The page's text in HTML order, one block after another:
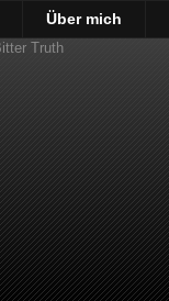
Über mich